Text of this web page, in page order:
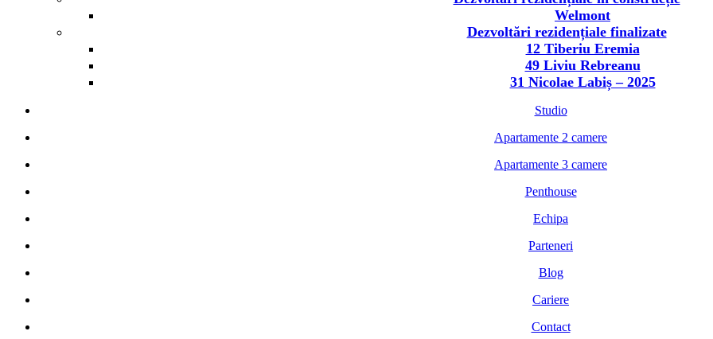
Welmont
Dezvoltări rezidențiale finalizate
12 Tiberiu Eremia
49 Liviu Rebreanu
31 Nicolae Labiș – 2025
Studio
Apartamente 2 camere
Apartamente 3 camere
Penthouse
Echipa
Parteneri
Blog
Cariere
Contact